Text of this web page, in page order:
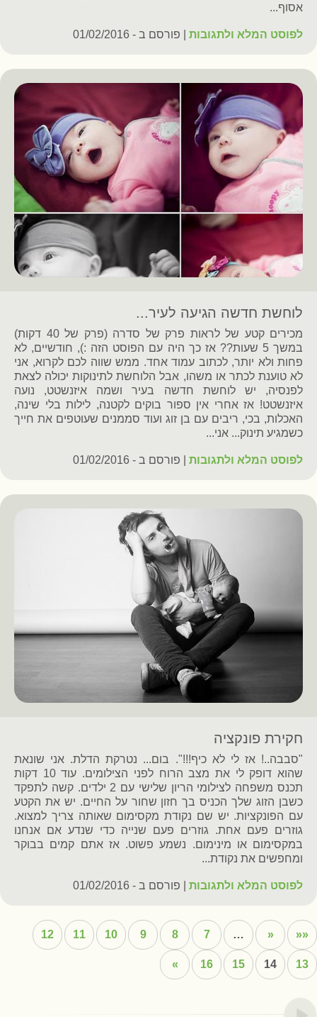
אסוף...
לפוסט המלא ולתגובות | פורסם ב - 01/02/2016
לוחשת חדשה הגיעה לעיר...
מכירים קטע של לראות פרק של סדרה (פרק של 40 דקות)
במשך 5 שעות?? אז כך היה עם הפוסט הזה :), חודשיים, לא
פחות ולא יותר, לכתוב עמוד אחד. ממש שווה לכם לקרוא, אני
לא טוענת לכתר או משהו, אבל הלוחשת לתינוקות יכולה לצאת
לפנסיה, יש לוחשת חדשה בעיר ושמה איזנשטט, נועה
איזנשטט! אז אחרי אין ספור בוקים לקטנה, לילות בלי שינה,
האכלות, בכי, ריבים עם בן זוג ועוד סממנים שעוטפים את חייך
כשמגיע תינוק... אני...
לפוסט המלא ולתגובות | פורסם ב - 01/02/2016
חקירת פונקציה
"סבבה..! אז לי לא כיף!!!". בום... נטרקת הדלת. אני שונאת
שהוא דופק לי את מצב הרוח לפני הצילומים. עוד 10 דקות
תכנס משפחה לצילומי הריון שלישי עם 2 ילדים. קשה לתפקד
כשבן הזוג שלך הכניס בך חזון שחור על החיים. יש את הקטע
עם הפונקציות. יש שם נקודת מקסימום שאותה צריך למצוא.
גוזרים פעם אחת. גוזרים פעם שנייה כדי שנדע אם אנחנו
במקסימום או מינימום. נשמע פשוט. אז אתם קמים בבוקר
ומחפשים את נקודת...
לפוסט המלא ולתגובות | פורסם ב - 01/02/2016
««
«
…
7
8
9
10
11
12
13
14
15
16
»